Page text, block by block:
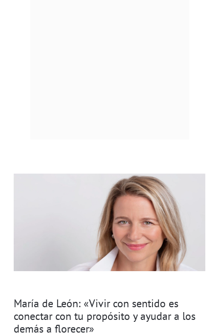
María de León: «Vivir con sentido es
conectar con tu propósito y ayudar a los
demás a florecer»